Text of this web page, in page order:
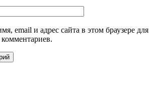
email и адрес сайта в этом браузере для